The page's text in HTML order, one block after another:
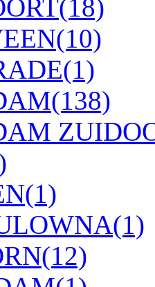
(18)
(10)
(1)
(138)
(1)
(1)
(12)